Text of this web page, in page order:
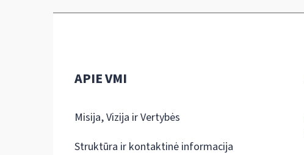
APIE VMI
Misija, Vizija ir Vertybės
Struktūra ir kontaktinė informacija